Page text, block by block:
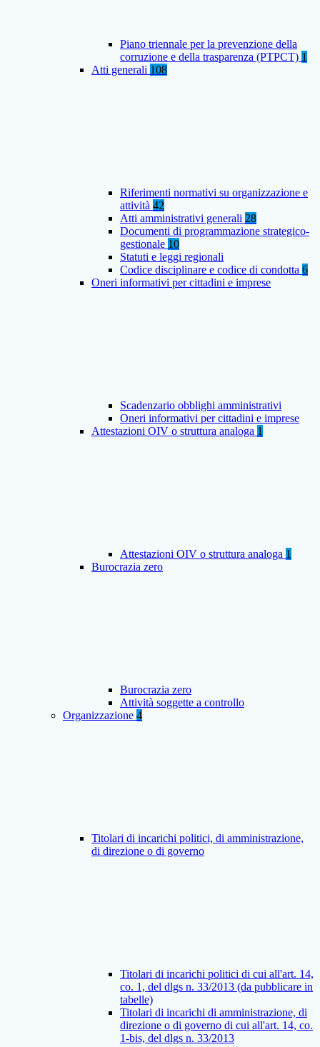
Piano triennale per la prevenzione della
corruzione e della trasparenza (PTPCT) 1
Atti generali 108
Riferimenti normativi su organizzazione e
attività 42
Atti amministrativi generali 28
Documenti di programmazione strategico-
gestionale 10
Statuti e leggi regionali
Codice disciplinare e codice di condotta 6
Oneri informativi per cittadini e imprese
Scadenzario obblighi amministrativi
Oneri informativi per cittadini e imprese
Attestazioni OIV o struttura analoga 1
Attestazioni OIV o struttura analoga 1
Burocrazia zero
Burocrazia zero
Attività soggette a controllo
Organizzazione 4
Titolari di incarichi politici, di amministrazione,
di direzione o di governo
Titolari di incarichi politici di cui all'art. 14,
co. 1, del dlgs n. 33/2013 (da pubblicare in
tabelle)
Titolari di incarichi di amministrazione, di
direzione o di governo di cui all'art. 14, co.
1-bis, del dlgs n. 33/2013